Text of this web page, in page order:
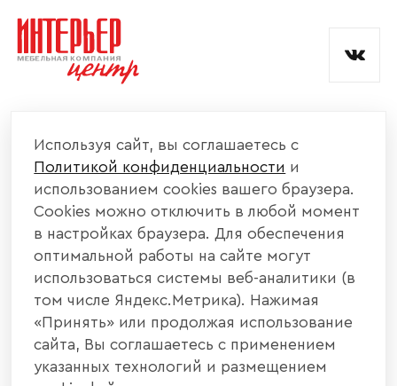
КАТАЛОГ МЕБЕЛИ
ИНФОРМАЦИЯ
НАШИ КОНТАКТЫ
+7 800 700 20 58
440004, г. Пенза, ул. Рябова, д. 31
Используя сайт, вы соглашаетесь с
Политикой конфиденциальности и
использованием cookies вашего браузера.
Cookies можно отключить в любой момент
в настройках браузера. Для обеспечения
оптимальной работы на сайте могут
использоваться системы веб-аналитики (в
том числе Яндекс.Метрика). Нажимая
«Принять» или продолжая использование
сайта, Вы соглашаетесь с применением
указанных технологий и размещением